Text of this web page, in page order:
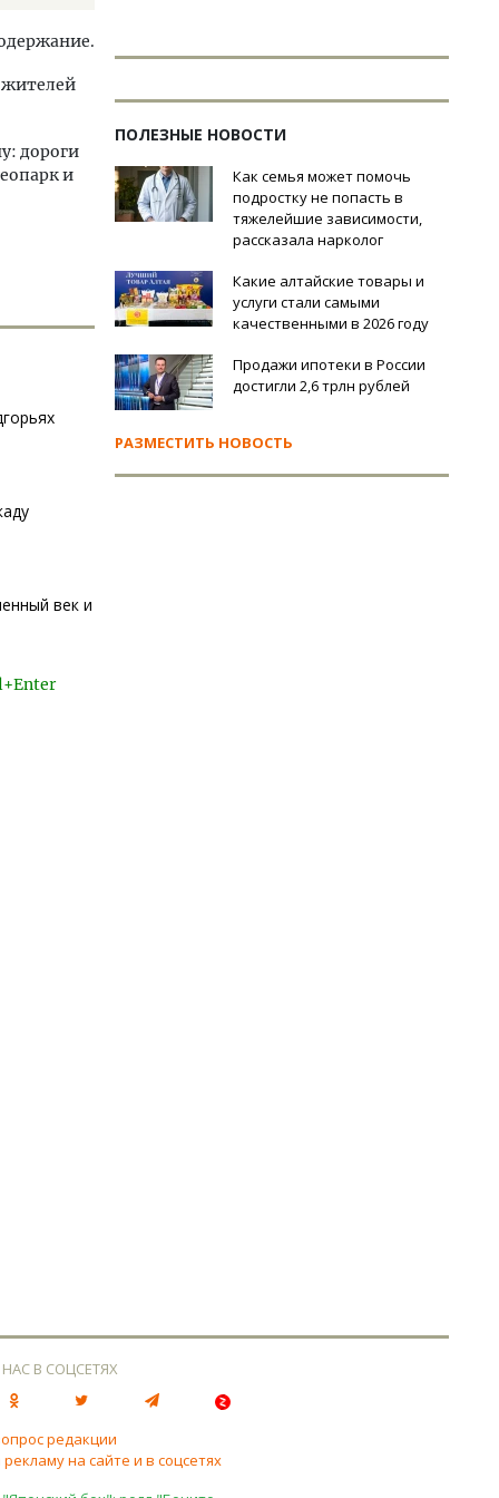
жителей
дороги
и
век и
ПОЛЕЗНЫЕ НОВОСТИ
Как семья может помочь
подростку не попасть в
тяжелейшие зависимости,
рассказала нарколог
Какие алтайские товары и
услуги стали самыми
качественными в 2026 году
Продажи ипотеки в России
достигли 2,6 трлн рублей
РАЗМЕСТИТЬ НОВОСТЬ
В СОЦСЕТЯХ
редакции
на сайте и в соцсетях